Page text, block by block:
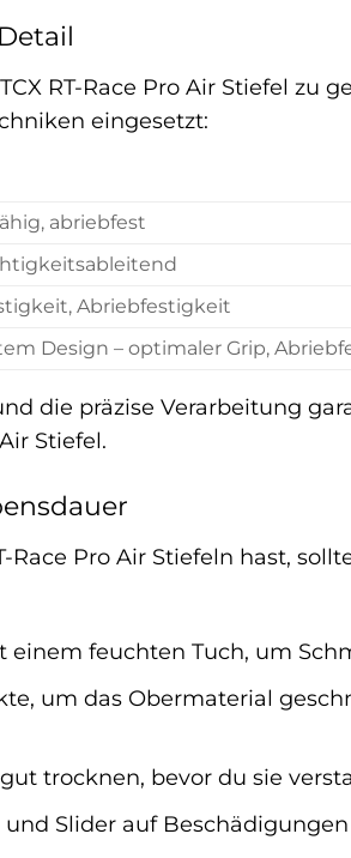
RT-Race Pro Air Stiefel zu
eingesetzt:
abriebfest
Abriebfestigkeit
Design – optimaler Grip,
die präzise Verarbeitung
Stiefel.
Race Pro Air Stiefeln hast,
einem feuchten Tuch, um
um das Obermaterial
trocknen, bevor du sie
Slider auf